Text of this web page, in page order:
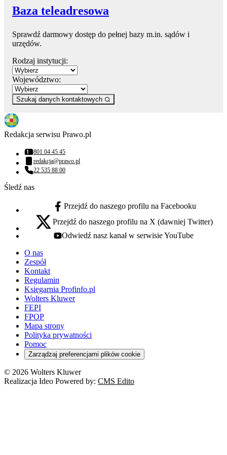
Baza teleadresowa
Sprawdź darmowy dostęp do pełnej bazy m.in. sądów i
urzędów.
Rodzaj instytucji:
Województwo:
Szukaj danych kontaktowych
Redakcja serwisu Prawo.pl
Numer telefonu:
801 04 45 45
Adres email:
redakcja@prawo.pl
Numer telefonu:
22 535 88 00
Śledź nas
facebook - otwiera się w nowej karcie
Przejdź do naszego profilu na Facebooku
x - otwiera się w nowej karcie
Przejdź do naszego profilu na X (dawniej Twitter)
youtube - otwiera się w nowej karcie
Odwiedź nasz kanał w serwisie YouTube
O nas
Zespół
Kontakt
Regulamin
Księgarnia Profinfo.pl
Wolters Kluwer
FEPI
FPOP
Mapa strony
Polityka prywatności
Pomoc
Zarządzaj preferencjami plików cookie
© 2026 Wolters Kluwer
Realizacja Ideo Powered by: CMS Edito